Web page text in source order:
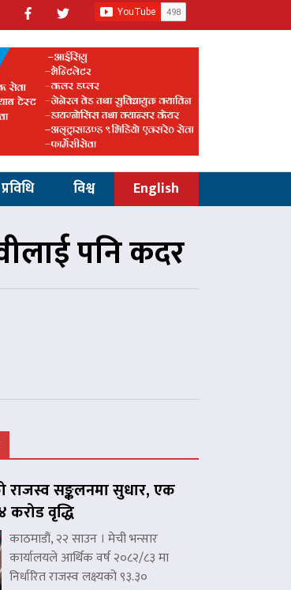
प्रविधि विश्व English
पनि कदर
राजस्व सङ्कलनमा सुधार, एक
करोड वृद्धि
काठमाडौं, २२ साउन । मेची भन्सार
कार्यालयले आर्थिक वर्ष २०८२/८३ मा
निर्धारित राजस्व लक्ष्यको ९३.३०